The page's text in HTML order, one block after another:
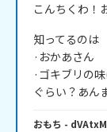
こんちくわ！
知ってるのは
·おかあさん
·ゴキブリの
おもち -